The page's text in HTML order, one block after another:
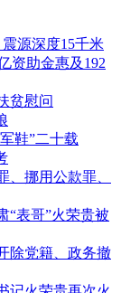
源深度15千米
资助金惠及192
贫慰问
鞋”二十载
、挪用公款罪、
“表哥”火荣贵被
除党籍、政务撤